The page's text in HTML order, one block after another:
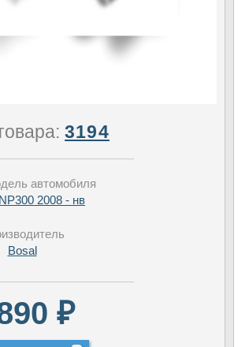
3194
автомобиля
2008 - нв
Bosal
₽